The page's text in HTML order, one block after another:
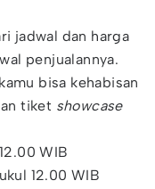
jadwal dan harga
penjualannya.
bisa kehabisan
tiket showcase
WIB
12.00 WIB